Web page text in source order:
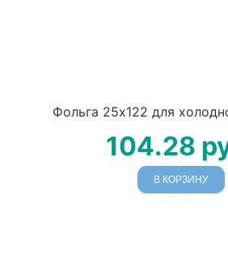
Фольга 25х122 для
104.28
В КОРЗИНУ